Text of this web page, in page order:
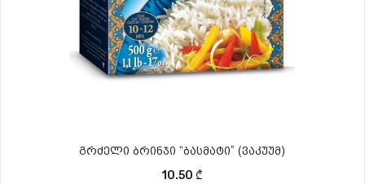
გრძელი ბრინჯი “ბასმატი” (ვაკუუმ)
10.50 ₾